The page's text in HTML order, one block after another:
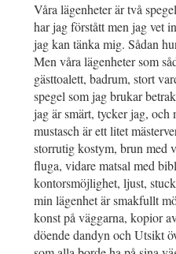
Våra lägenheter är två
har jag förstått men jag vet
jag kan tänka mig. Sådan
Men våra lägenheter som
gästtoalett, badrum, stort
spegel som jag brukar
jag är smärt, tycker jag, och
mustasch är ett litet
storrutig kostym, brun med
fluga, vidare matsal med
kontorsmöjlighet, ljust,
min lägenhet är smakfullt
konst på väggarna, kopior
döende dandyn och Utsikt